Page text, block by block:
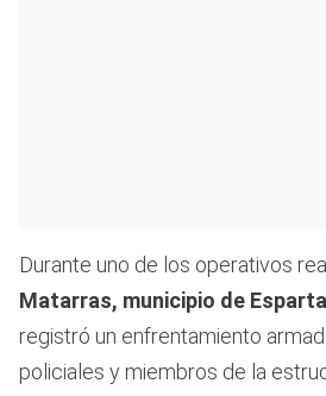
Durante uno de los operativos
Matarras, municipio de
registró un enfrentamiento
policiales y miembros de la